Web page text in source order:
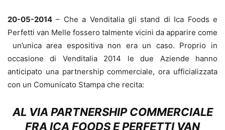
20-05-2014 – Che a Venditalia gli stand di Ica Foods e
Perfetti van Melle fossero talmente vicini da apparire come
un’unica area espositiva non era un caso. Proprio in
occasione di Venditalia 2014 le due Aziende hanno
anticipato una partnership commerciale, ora ufficializzata
con un Comunicato Stampa che recita:
AL VIA PARTNERSHIP COMMERCIALE
FRA ICA FOODS E PERFETTI VAN